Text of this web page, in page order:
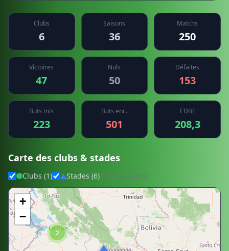
Clubs
6
Saisons
36
Matchs
250
Victoires
47
Nuls
50
Défaites
153
Buts mis
223
Buts enc.
501
EDBF
208,3
Carte des clubs & stades
Clubs (1) Stades (6)7 marqueur(s)
2
+
−